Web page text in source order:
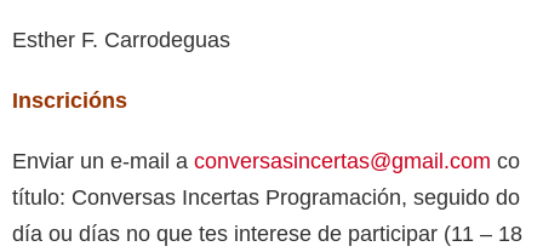
Esther F. Carrodeguas
Inscricións
Enviar un e-mail a conversasincertas@gmail.com co
título: Conversas Incertas Programación, seguido do
día ou días no que tes interese de participar (11 – 18